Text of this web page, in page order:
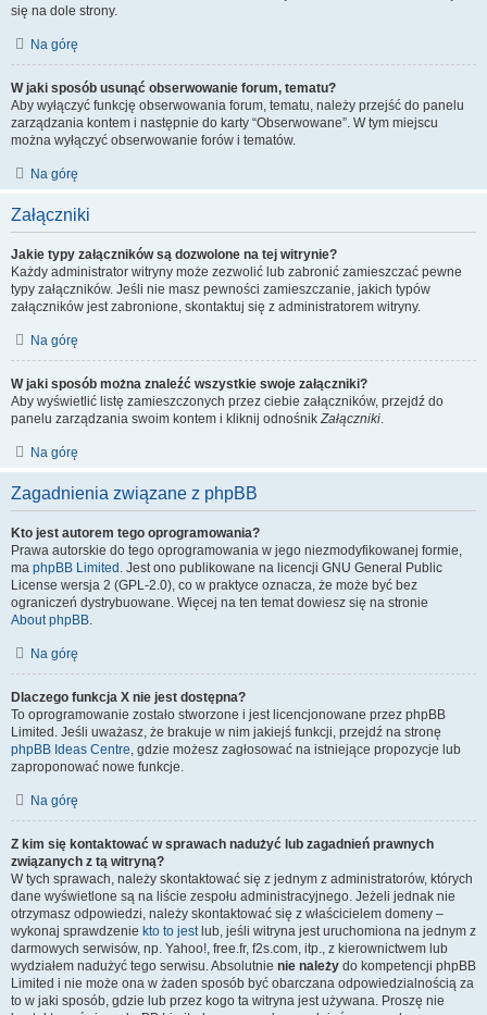
się na dole strony.
Na górę
W jaki sposób usunąć obserwowanie forum, tematu?
Aby wyłączyć funkcję obserwowania forum, tematu, należy przejść do panelu
zarządzania kontem i następnie do karty “Obserwowane”. W tym miejscu
można wyłączyć obserwowanie forów i tematów.
Na górę
Załączniki
Jakie typy załączników są dozwolone na tej witrynie?
Każdy administrator witryny może zezwolić lub zabronić zamieszczać pewne
typy załączników. Jeśli nie masz pewności zamieszczanie, jakich typów
załączników jest zabronione, skontaktuj się z administratorem witryny.
Na górę
W jaki sposób można znaleźć wszystkie swoje załączniki?
Aby wyświetlić listę zamieszczonych przez ciebie załączników, przejdź do
panelu zarządzania swoim kontem i kliknij odnośnikZałączniki.
Na górę
Zagadnienia związane z phpBB
Kto jest autorem tego oprogramowania?
Prawa autorskie do tego oprogramowania w jego niezmodyfikowanej formie,
ma phpBB Limited . Jest ono publikowane na licencji GNU General Public
License wersja 2 (GPL-2.0), co w praktyce oznacza, że może być bez
ograniczeń dystrybuowane. Więcej na ten temat dowiesz się na stronie
About phpBB.
Na górę
Dlaczego funkcja X nie jest dostępna?
To oprogramowanie zostało stworzone i jest licencjonowane przez phpBB
Limited. Jeśli uważasz, że brakuje w nim jakiejś funkcji, przejdź na stronę
phpBB Ideas Centre, gdzie możesz zagłosować na istniejące propozycje lub
zaproponować nowe funkcje.
Na górę
Z kim się kontaktować w sprawach nadużyć lub zagadnień prawnych
związanych z tą witryną?
W tych sprawach, należy skontaktować się z jednym z administratorów, których
dane wyświetlone są na liście zespołu administracyjnego. Jeżeli jednak nie
otrzymasz odpowiedzi, należy skontaktować się z właścicielem domeny –
wykonaj sprawdzenie kto to jestlub, jeśli witryna jest uruchomiona na jednym z
darmowych serwisów, np. Yahoo!, free.fr, f2s.com, itp., z kierownictwem lub
wydziałem nadużyć tego serwisu. Absolutnie nie należy do kompetencji phpBB
Limited i nie może ona w żaden sposób być obarczana odpowiedzialnością za
to w jaki sposób, gdzie lub przez kogo ta witryna jest używana. Proszę nie